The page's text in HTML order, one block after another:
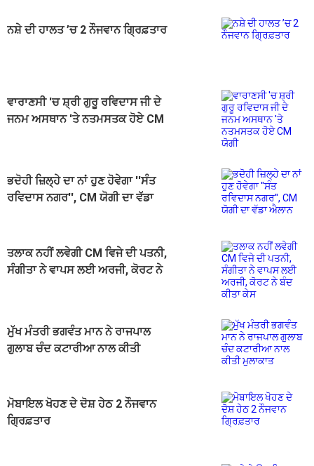
ਨਸ਼ੇ ਦੀ ਹਾਲਤ ’ਚ 2 ਨੌਜਵਾਨ ਗ੍ਰਿਫ਼ਤਾਰ
ਵਾਰਾਣਸੀ 'ਚ ਸ਼੍ਰੀ ਗੁਰੂ ਰਵਿਦਾਸ ਜੀ ਦੇ
ਜਨਮ ਅਸਥਾਨ 'ਤੇ ਨਤਮਸਤਕ ਹੋਏ CM
ਭਦੋਹੀ ਜ਼ਿਲ੍ਹੇ ਦਾ ਨਾਂ ਹੁਣ ਹੋਵੇਗਾ ''ਸੰਤ
ਰਵਿਦਾਸ ਨਗਰ'', CM ਯੋਗੀ ਦਾ ਵੱਡਾ
ਤਲਾਕ ਨਹੀਂ ਲਵੇਗੀ CM ਵਿਜੇ ਦੀ ਪਤਨੀ,
ਸੰਗੀਤਾ ਨੇ ਵਾਪਸ ਲਈ ਅਰਜੀ, ਕੋਰਟ ਨੇ
ਮੁੱਖ ਮੰਤਰੀ ਭਗਵੰਤ ਮਾਨ ਨੇ ਰਾਜਪਾਲ
ਗੁਲਾਬ ਚੰਦ ਕਟਾਰੀਆ ਨਾਲ ਕੀਤੀ
ਮੋਬਾਇਲ ਖੋਹਣ ਦੇ ਦੋਸ਼ ਹੇਠ 2 ਨੌਜਵਾਨ
ਗ੍ਰਿਫ਼ਤਾਰ